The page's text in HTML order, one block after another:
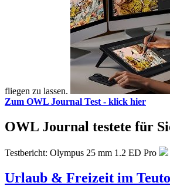
fliegen zu lassen.
Zum OWL Journal Test - klick hier
OWL Journal testete für
Testbericht: Olympus 25 mm 1.2 ED Pro
Urlaub & Freizeit im